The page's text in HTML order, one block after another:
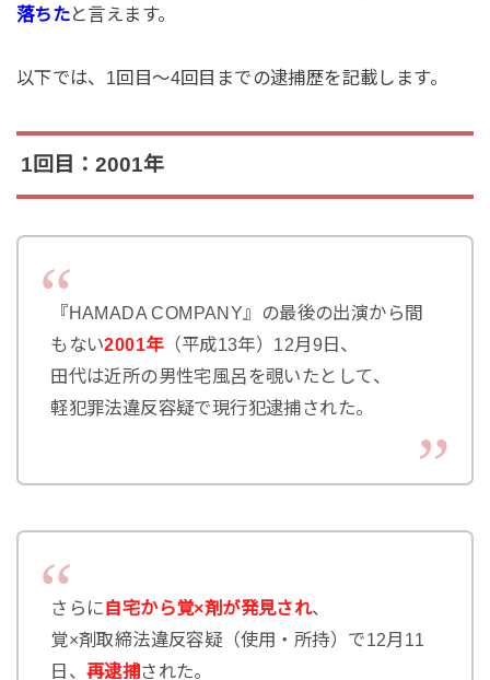
落ちたと言えます。
以下では、1回目～4回目までの逮捕歴を記載します。
1回目：2001年
『HAMADA COMPANY』の最後の出演から間
もない2001年（平成13年）12月9日、
田代は近所の男性宅風呂を覗いたとして、
軽犯罪法違反容疑で現行犯逮捕された。
さらに自宅から覚×剤が発見され、
覚×剤取締法違反容疑（使用・所持）で12月11
日、 再逮捕された。